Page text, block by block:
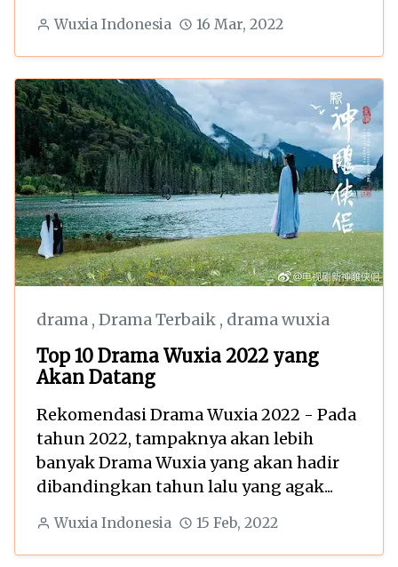
Wuxia Indonesia 16 Mar, 2022
drama , Drama Terbaik , drama wuxia
Top 10 Drama Wuxia 2022 yang
Akan Datang
Rekomendasi Drama Wuxia 2022 - Pada
tahun 2022, tampaknya akan lebih
banyak Drama Wuxia yang akan hadir
dibandingkan tahun lalu yang agak...
Wuxia Indonesia 15 Feb, 2022